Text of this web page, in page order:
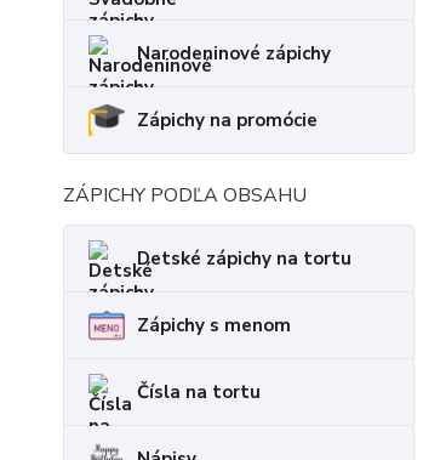
Narodeninové zápichy
Zápichy na promócie
ZÁPICHY PODĽA OBSAHU
Detské zápichy na tortu
Zápichy s menom
Čísla na tortu